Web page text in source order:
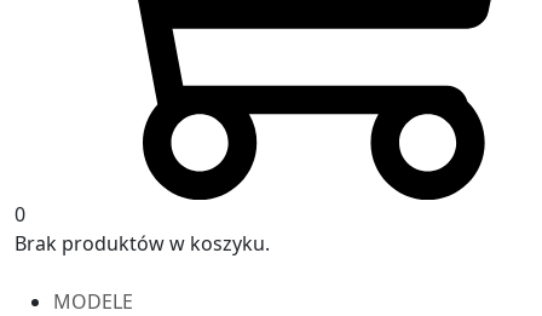
0
Brak produktów w koszyku.
MODELE